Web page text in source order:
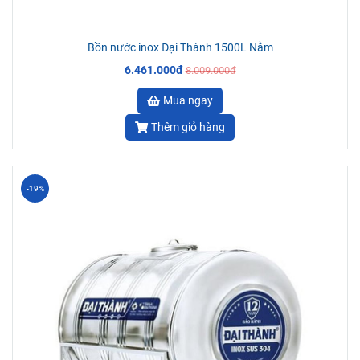
Bồn nước inox Đại Thành 1500L Nằm
6.461.000đ 8.009.000đ
Mua ngay
Thêm giỏ hàng
-19%